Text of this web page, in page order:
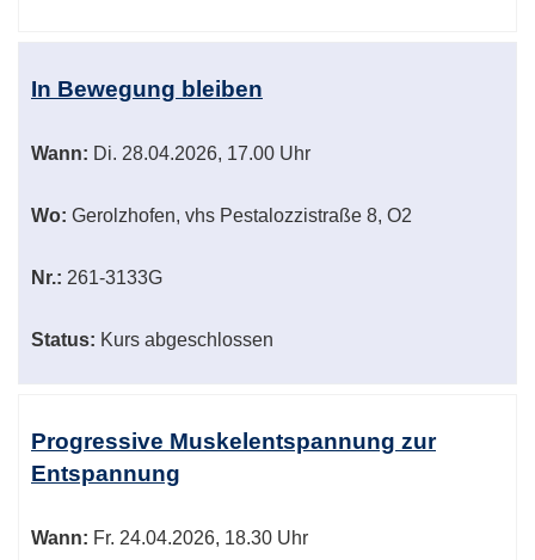
In Bewegung bleiben
Wann: Di. 28.04.2026, 17.00 Uhr
Wo: Gerolzhofen, vhs Pestalozzistraße 8, O2
Nr.: 261-3133G
Status: Kurs abgeschlossen
Progressive Muskelentspannung zur
Entspannung
Wann: Fr. 24.04.2026, 18.30 Uhr